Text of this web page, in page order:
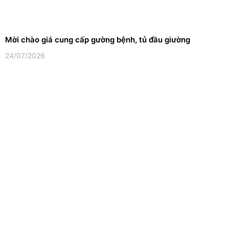
Mời chào giá cung cấp gường bệnh, tủ đầu giường
24/07/2026